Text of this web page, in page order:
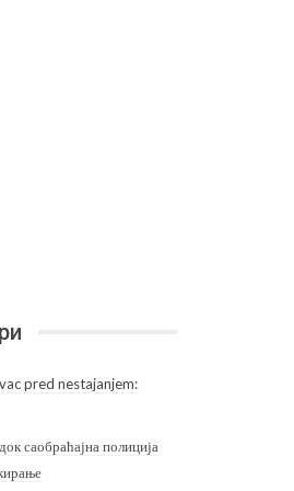
pred nestajanjem:
саобраћајна полиција